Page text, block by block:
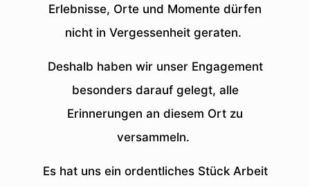
Erlebnisse, Orte und Momente dürfen
nicht in Vergessenheit geraten.
Deshalb haben wir unser Engagement
besonders darauf gelegt, alle
Erinnerungen an diesem Ort zu
versammeln.
Es hat uns ein ordentliches Stück Arbeit